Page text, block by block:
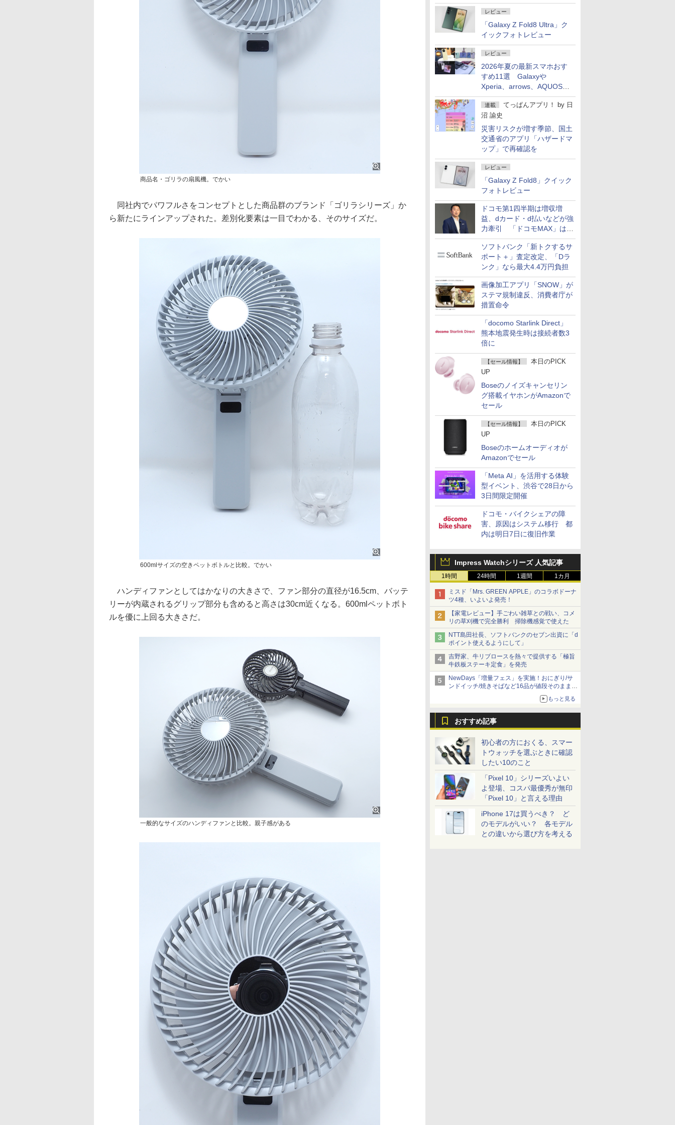
レビュー
「Galaxy Z Fold8 Ultra」ク
イックフォトレビュー
レビュー
2026年夏の最新スマホおす
すめ11選 Galaxyや
Xperia、arrows、AQUOSな
ど注目機種の特徴は
連載 てっぱんアプリ！ by 日
沼 諭史
災害リスクが増す季節、国土
交通省のアプリ「ハザードマ
ップ」で再確認を
レビュー
「Galaxy Z Fold8」クイック
フォトレビュー
ドコモ第1四半期は増収増
益、dカード・d払いなどが強
力牽引 「ドコモMAX」は
400万契約突破
ソフトバンク「新トクするサ
ポート＋」査定改定、「Dラ
ンク」なら最大4.4万円負担
画像加工アプリ「SNOW」が
ステマ規制違反、消費者庁が
措置命令
「docomo Starlink Direct」
熊本地震発生時は接続者数3
倍に
【セール情報】
本日のPICK
UP
Boseのノイズキャンセリン
グ搭載イヤホンがAmazonで
セール
【セール情報】
本日のPICK
UP
Boseのホームオーディオが
Amazonでセール
「Meta AI」を活用する体験
型イベント、渋谷で28日から
3日間限定開催
ドコモ・バイクシェアの障
害、原因はシステム移行 都
内は明日7日に復旧作業
Impress Watchシリーズ 人気記事
1時間 24時間 1週間 1カ月
ミスド「Mrs. GREEN APPLE」のコラボドーナ
ツ4種、いよいよ発売！
【家電レビュー】手ごわい雑草との戦い、コメ
リの草刈機で完全勝利 掃除機感覚で使えた
NTT島田社長、ソフトバンクのセブン出資に「d
ポイント使えるようにして」
吉野家、牛リブロースを熱々で提供する「極旨
牛鉄板ステーキ定食」を発売
NewDays「増量フェス」を実施！おにぎり/サ
ンドイッチ/焼きそばなど16品が値段そのままで
もっと見る
おすすめ記事
初心者の方におくる、スマー
トウォッチを選ぶときに確認
したい10のこと
「Pixel 10」シリーズいよい
よ登場、コスパ最優秀が無印
「Pixel 10」と言える理由
iPhone 17は買うべき？ ど
のモデルがいい？ 各モデル
との違いから選び方を考える
商品名・ゴリラの扇風機。でかい
同社内でパワフルさをコンセプトとした商品群のブランド「ゴリラシリーズ」か
ら新たにラインアップされた。差別化要素は一目でわかる、そのサイズだ。
600mlサイズの空きペットボトルと比較。でかい
ハンディファンとしてはかなりの大きさで、ファン部分の直径が16.5cm、バッテ
リーが内蔵されるグリップ部分も含めると高さは30cm近くなる。600mlペットボト
ルを優に上回る大きさだ。
一般的なサイズのハンディファンと比較。親子感がある